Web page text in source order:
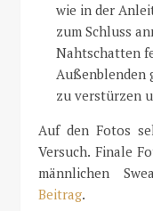
wie in der
zum Schluss
Nahtschatten
Außenblenden
zu verstürzen
Auf den Fotos
Versuch. Finale
männlichen
Beitrag.